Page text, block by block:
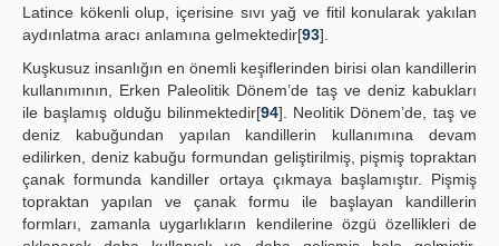
Latince kökenli olup, içerisine sıvı yağ ve fitil konularak yakılan
aydınlatma aracı anlamına gelmektedir[93].
Kuşkusuz insanlığın en önemli keşiflerinden birisi olan kandillerin
kullanımının, Erken Paleolitik Dönem’de taş ve deniz kabukları
ile başlamış olduğu bilinmektedir[94]. Neolitik Dönem’de, taş ve
deniz kabuğundan yapılan kandillerin kullanımına devam
edilirken, deniz kabuğu formundan geliştirilmiş, pişmiş topraktan
çanak formunda kandiller ortaya çıkmaya başlamıştır. Pişmiş
topraktan yapılan ve çanak formu ile başlayan kandillerin
formları, zamanla uygarlıkların kendilerine özgü özellikleri de